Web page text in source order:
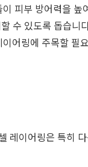
피부 방어력을
수 있도록 돕습
어링에 주목할 필
레이어링은 특히